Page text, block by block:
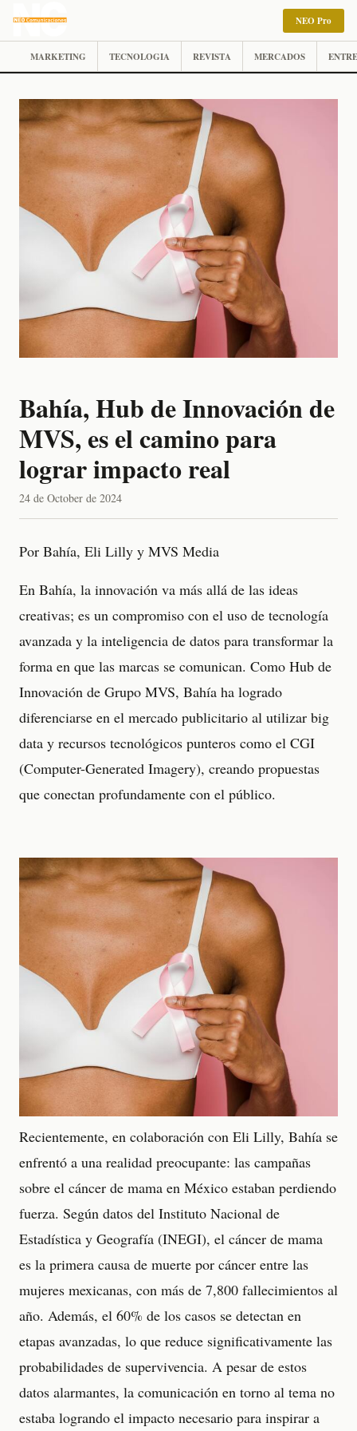
NEO Pro
MARKETING TECNOLOGIA REVISTA MERCADOS
Bahía, Hub de Innovación de
MVS, es el camino para
lograr impacto real
24 de October de 2024
Por Bahía, Eli Lilly y MVS Media
En Bahía, la innovación va más allá de las ideas
creativas; es un compromiso con el uso de tecnología
avanzada y la inteligencia de datos para transformar la
forma en que las marcas se comunican. Como Hub de
Innovación de Grupo MVS, Bahía ha logrado
diferenciarse en el mercado publicitario al utilizar big
data y recursos tecnológicos punteros como el CGI
(Computer-Generated Imagery), creando propuestas
que conectan profundamente con el público.
Recientemente, en colaboración con Eli Lilly, Bahía se
enfrentó a una realidad preocupante: las campañas
sobre el cáncer de mama en México estaban perdiendo
fuerza. Según datos del Instituto Nacional de
Estadística y Geografía (INEGI), el cáncer de mama
es la primera causa de muerte por cáncer entre las
mujeres mexicanas, con más de 7,800 fallecimientos al
año. Además, el 60% de los casos se detectan en
etapas avanzadas, lo que reduce significativamente las
probabilidades de supervivencia. A pesar de estos
datos alarmantes, la comunicación en torno al tema no
estaba logrando el impacto necesario para inspirar a